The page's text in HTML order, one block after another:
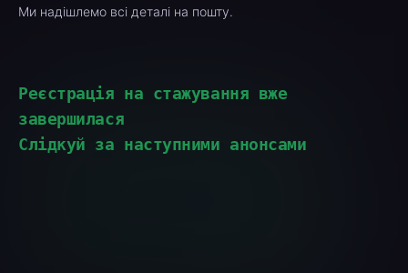
Ми надішлемо всі деталі на пошту.
Реєстрація на стажування вже
завершилася
Слідкуй за наступними анонсами